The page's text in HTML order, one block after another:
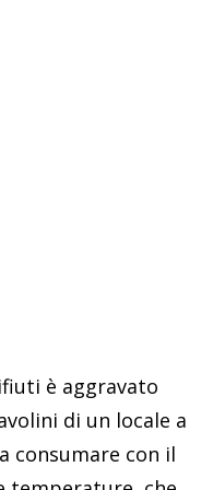
è aggravato
di un locale a
consumare con il